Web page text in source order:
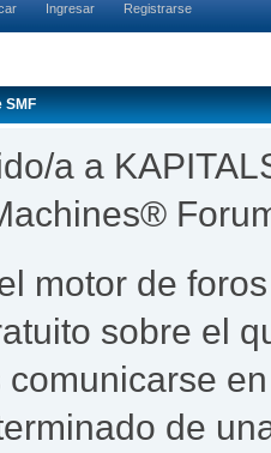
Ingresar Registrarse
SMF
a a
motor de
sobre el
comunicarse
de